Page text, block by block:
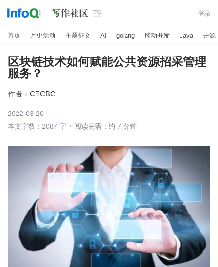
 登录
首页 月更活动 主题征文 AI golang 移动开发 Java 开源
区块链技术如何赋能公共资源招采管理
服务？
作者： CECBC
2022-03-20
本文字数：2087 字
阅读完需：约 7 分钟